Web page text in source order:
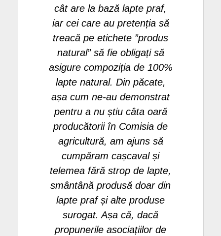
cât are la bază lapte praf,
iar cei care au pretenția să
treacă pe etichete ”produs
natural” să fie obligați să
asigure compoziția de 100%
lapte natural. Din păcate,
așa cum ne-au demonstrat
pentru a nu știu câta oară
producătorii în Comisia de
agricultură, am ajuns să
cumpăram cașcaval și
telemea fără strop de lapte,
smântână produsă doar din
lapte praf și alte produse
surogat. Așa că, dacă
propunerile asociațiilor de